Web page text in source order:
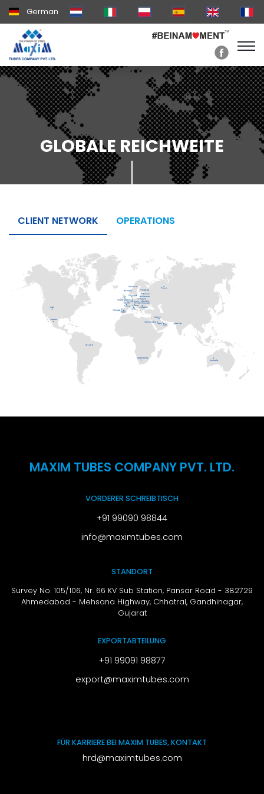
German
GLOBALE REICHWEITE
CLIENT NETWORK OPERATIONS
MAXIM TUBES COMPANY PVT. LTD.
VORDERER SCHREIBTISCH
+91 99090 98844
info@maximtubes.com
STANDORT
Survey No. 105/106, Nr. 66 KV Sub Station, Pansar Road - 382729
Ahmedabad - Mehsana Highway, Chhatral, Gandhinagar,
Gujarat
EXPORTABTEILUNG
+91 99091 98877
export@maximtubes.com
FÜR KARRIERE BEI MAXIM TUBES, KONTAKT
hrd@maximtubes.com